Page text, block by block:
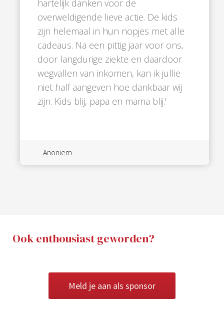
hartelijk danken voor de
overweldigende lieve actie. De kids
zijn helemaal in hun nopjes met alle
cadeaus. Na een pittig jaar voor ons,
door langdurige ziekte en daardoor
wegvallen van inkomen, kan ik jullie
niet half aangeven hoe dankbaar wij
zijn. Kids blij, papa en mama blij.'
Anoniem
Ook enthousiast geworden?
Meld je aan als sponsor